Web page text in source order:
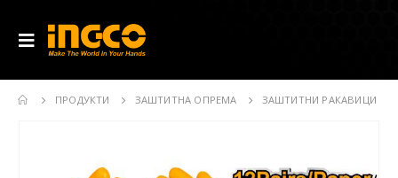
ПРОДУКТИ ЗАШТИТНА ОПРЕМА ЗАШТИТНИ РАКАВИЦИ